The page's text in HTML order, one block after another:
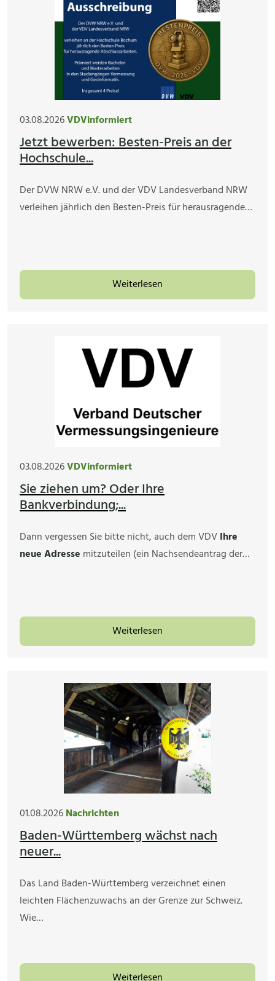
03.08.2026VDVinformiert
Jetzt bewerben: Besten-Preis an der
Hochschule...
Der DVW NRW e.V. und der VDV Landesverband NRW
verleihen jährlich den Besten-Preis für herausragende…
Weiterlesen
03.08.2026VDVinformiert
Sie ziehen um? Oder Ihre
Bankverbindung;...
Dann vergessen Sie bitte nicht, auch dem VDVIhre
neue Adresse mitzuteilen (ein Nachsendeantrag der…
Weiterlesen
01.08.2026Nachrichten
Baden-Württemberg wächst nach
neuer...
Das Land Baden-Württemberg verzeichnet einen
leichten Flächenzuwachs an der Grenze zur Schweiz.
Wie…